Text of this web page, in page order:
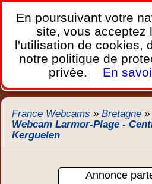
France
Les webcams sur
Home Bretagne Corse
Trafic Chercher New
France Webcams »Bretagne
Webcam Larmor-Plage -
Kerguelen
Annonce
En poursuivant votre
site, vous acceptez
l'utilisation de cookies,
notre politique de
privée.
En